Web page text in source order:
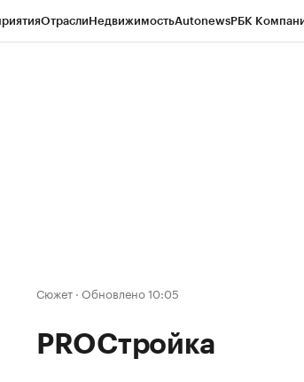
ОтраслиНедвижимостьAutonewsРБК
Сюжет · Обновлено 10:05
PROСтройка